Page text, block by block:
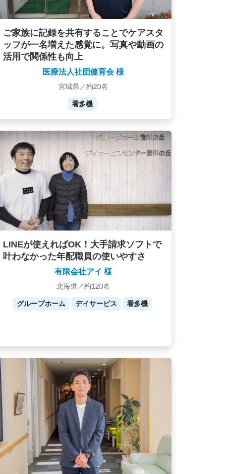
ご家族に記録を共有することでケアスタ
ッフが一名増えた感覚に。写真や動画の
活用で関係性も向上
医療法人社団健育会 様
宮城県／約20名
看多機
LINEが使えればOK！大手請求ソフトで
叶わなかった年配職員の使いやすさ
有限会社アイ 様
北海道／約120名
グループホーム デイサービス 看多機